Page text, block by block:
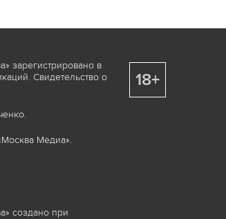
зарегистрировано в
Свидетельство о
Медиа».
создано при
18+